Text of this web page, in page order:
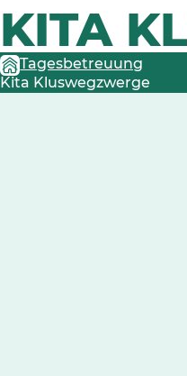
KITA
Tagesbetreuung
Kita Kluswegzwerge